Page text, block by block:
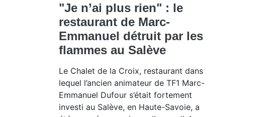
"Je n’ai plus rien" : le
restaurant de Marc-
Emmanuel détruit par les
flammes au Salève
Le Chalet de la Croix, restaurant dans
lequel l’ancien animateur de TF1 Marc-
Emmanuel Dufour s’était fortement
investi au Salève, en Haute-Savoie, a